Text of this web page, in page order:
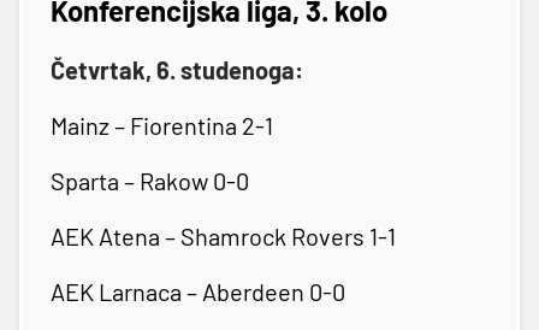
Konferencijska liga, 3. kolo
Četvrtak, 6. studenoga:
Mainz – Fiorentina 2-1
Sparta – Rakow 0-0
AEK Atena – Shamrock Rovers 1-1
AEK Larnaca – Aberdeen 0-0